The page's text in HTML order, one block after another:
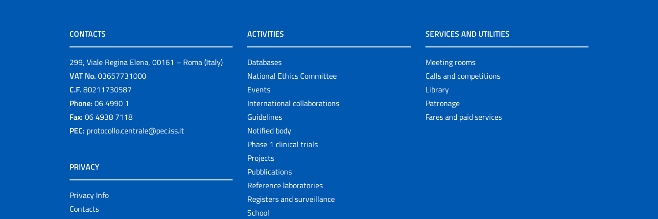
CONTACTS
299, Viale Regina Elena, 00161 – Roma (Italy)
VAT No. 03657731000
C.F. 80211730587
Phone: 06 4990 1
Fax: 06 4938 7118
PEC: protocollo.centrale@pec.iss.it
PRIVACY
Privacy Info
Contacts
ACTIVITIES
Databases
National Ethics Committee
Events
International collaborations
Guidelines
Notified body
Phase 1 clinical trials
Projects
Pubblications
Reference laboratories
Registers and surveillance
School
SERVICES AND UTILITIES
Meeting rooms
Calls and competitions
Library
Patronage
Fares and paid services